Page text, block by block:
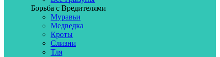
Борьба с Вредителями
Муравьи
Медведка
Кроты
Слизни
Тля